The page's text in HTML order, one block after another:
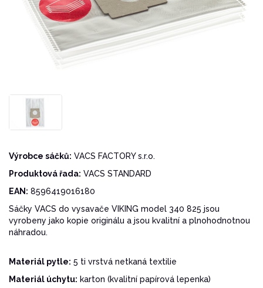
Výrobce sáčků: VACS FACTORY s.r.o.
Produktová řada: VACS STANDARD
EAN: 8596419016180
Sáčky VACS do vysavače VIKING model 340 825 jsou
vyrobeny jako kopie originálu a jsou kvalitní a plnohodnotnou
náhradou.
Materiál pytle: 5 ti vrstvá netkaná textilie
Materiál úchytu: karton (kvalitní papírová lepenka)